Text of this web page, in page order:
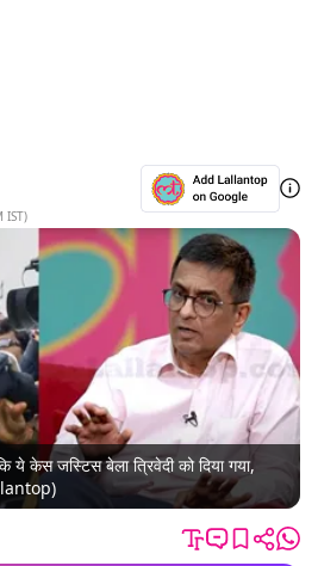
IST)
ये केस जस्टिस बेला त्रिवेदी को दिया गया,